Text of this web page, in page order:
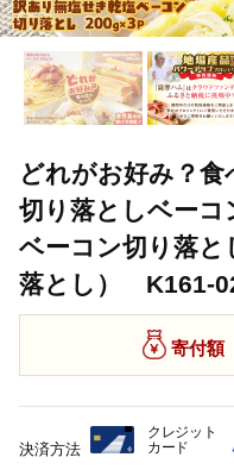
どれがお好み？食
切り落としベーコ
ベーコン切り落と
落とし） K161-
寄付額
決済方法
クレジット
カード